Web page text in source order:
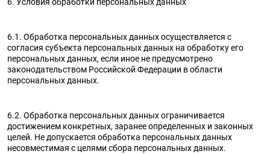
6.1. Обработка персональных данных осуществляется с
согласия субъекта персональных данных на обработку его
персональных данных, если иное не предусмотрено
законодательством Российской Федерации в области
персональных данных.
6.2. Обработка персональных данных ограничивается
достижением конкретных, заранее определенных и законных
целей. Не допускается обработка персональных данных
несовместимая с целями сбора персональных данных.